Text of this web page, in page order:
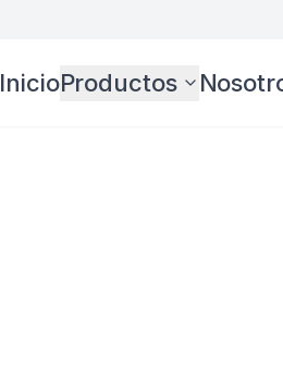
InicioProductos